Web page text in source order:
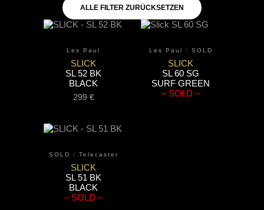
Les Paul
SLICK
SL 52 BK
BLACK
299 €
Les Paul / SOLD
SLICK
SL 60 SG
SURF GREEN
– SOLD –
SOLD / Telecaster
SLICK
SL 51 BK
BLACK
– SOLD –
ALLE FILTER ZURÜCKSETZEN